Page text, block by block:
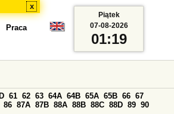
x
Praca
61 62 63 64A 64B 65A 65B 66 67
86 87A 87B 88A 88B 88C 88D 89 90
Piątek
07-08-2026
01:19